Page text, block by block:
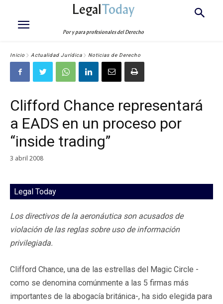
LegalToday
Por y para profesionales del Derecho
Inicio Actualidad Jurídica Noticias de Derecho
Clifford Chance representará
a EADS en un proceso por
“inside trading”
3 abril 2008
Legal Today
Los directivos de la aeronáutica son acusados de
violación de las reglas sobre uso de información
privilegiada.
Clifford Chance, una de las estrellas del Magic Circle -
como se denomina comúnmente a las 5 firmas más
importantes de la abogacía británica-, ha sido elegida para